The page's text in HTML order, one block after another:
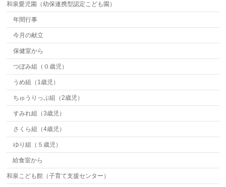
和泉愛児園（幼保連携型認定こども園）
年間行事
今月の献立
保健室から
つぼみ組（０歳児）
うめ組（1歳児）
ちゅうりっぷ組（2歳児）
すみれ組（3歳児）
さくら組（4歳児）
ゆり組（５歳児）
給食室から
和泉こども館（子育て支援センター）